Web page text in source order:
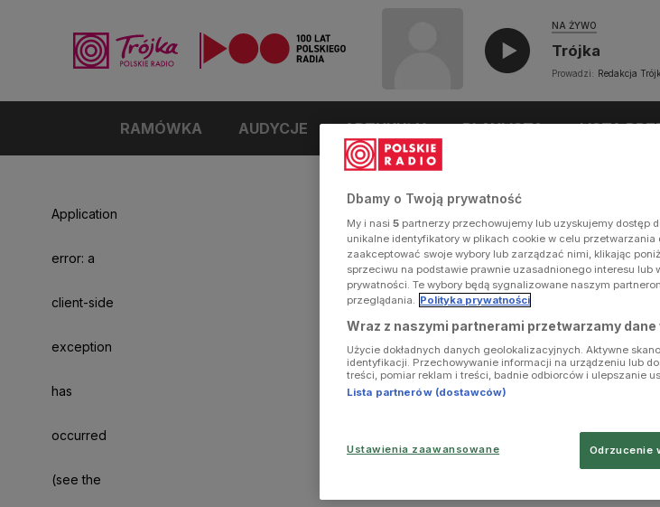
NA ŻYWO
Trójka
Prowadzi: Redakcja
RAMÓWKA AUDYCJE ARTYKUŁY PLAYLISTA LISTA
Application
error: a
client-side
exception
has
occurred
(see the
Dbamy o Twoją prywatność
My i nasi 5 partnerzy przechowujemy lub uzyskujemy dostęp
unikalne identyfikatory w plikach cookie w celu przetwarzania
zaakceptować swoje wybory lub zarządzać nimi, klikając
sprzeciwu na podstawie prawnie uzasadnionego interesu lub
prywatności. Te wybory będą sygnalizowane naszym
przeglądania. Polityka prywatności
Wraz z naszymi partnerami przetwarzamy dane
Użycie dokładnych danych geolokalizacyjnych. Aktywne
identyfikacji. Przechowywanie informacji na urządzeniu lub
treści, pomiar reklam i treści, badnie odbiorców i ulepszanie
Lista partnerów (dostawców)
Ustawienia zaawansowane Odrzucenie